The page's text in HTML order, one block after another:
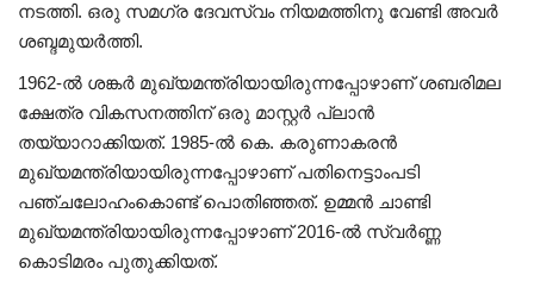
നടത്തി. ഒരു സമഗ്ര ദേവസ്വം നിയമത്തിനു വേണ്ടി അവർ
ശബ്ദമുയർത്തി.
1962-ൽ ശങ്കർ മുഖ്യമന്ത്രിയായിരുന്നപ്പോഴാണ് ശബരിമല
ക്ഷേത്ര വികസനത്തിന് ഒരു മാസ്റ്റർ പ്ലാൻ
തയ്യാറാക്കിയത്. 1985-ൽ കെ. കരുണാകരൻ
മുഖ്യമന്ത്രിയായിരുന്നപ്പോഴാണ് പതിനെട്ടാംപടി
പഞ്ചലോഹംകൊണ്ട് പൊതിഞ്ഞത്. ഉമ്മൻ ചാണ്ടി
മുഖ്യമന്ത്രിയായിരുന്നപ്പോഴാണ് 2016-ൽ സ്വർണ്ണ
കൊടിമരം പുതുക്കിയത്.